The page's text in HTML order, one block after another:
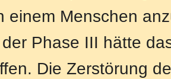
einem Menschen
Phase III hätte
Die Zerstörung